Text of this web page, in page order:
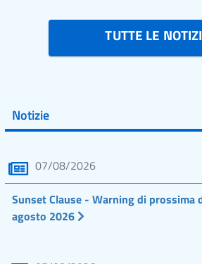
TUTTE LE
Notizie
07/08/2026
Sunset Clause - Warning di prossima
agosto 2026